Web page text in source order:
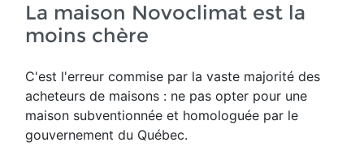
La maison Novoclimat est la
moins chère
C'est l'erreur commise par la vaste majorité des
acheteurs de maisons : ne pas opter pour une
maison subventionnée et homologuée par le
gouvernement du Québec.